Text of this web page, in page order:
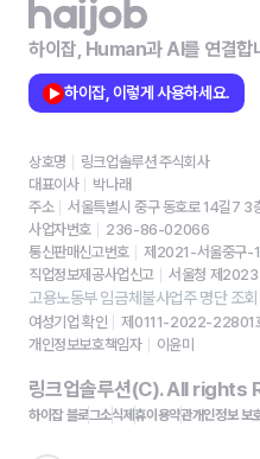
하이잡, Human과 AI를 연결합
하이잡, 이렇게 사용하세요.
상호명
링크업솔루션 주식회사
대표이사
박나래
주소
서울특별시 중구 동호로 14길7 3
사업자번호
236-86-02066
통신판매신고번호
제2021-서울중구-
직업정보제공사업신고
서울청 제
고용노동부 임금체불사업주 명단 조회
여성기업 확인
제0111-2022-22801
개인정보보호책임자
이윤미
링크업솔루션(C). All rights
하이잡 블로그소식제휴이용약관개인정보 보